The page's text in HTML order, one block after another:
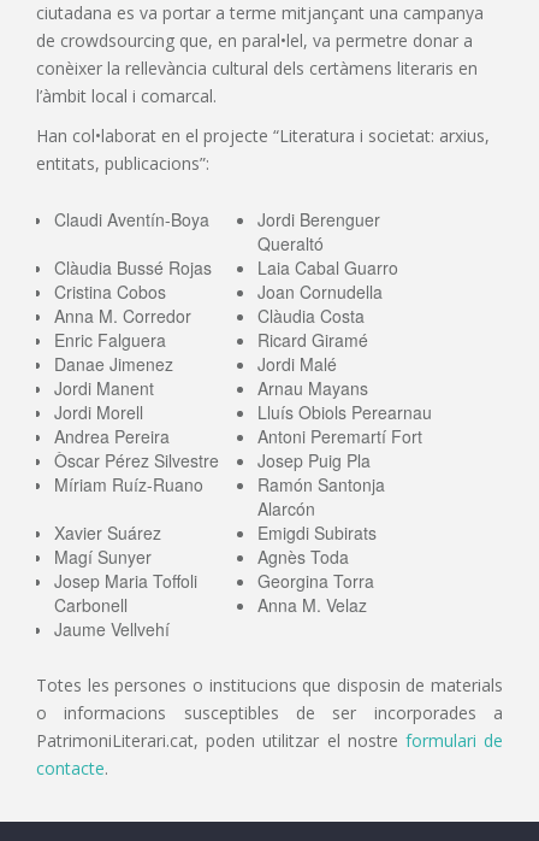
ciutadana es va portar a terme mitjançant una campanya
de crowdsourcing que, en paral•lel, va permetre donar a
conèixer la rellevància cultural dels certàmens literaris en
l’àmbit local i comarcal.
Han col•laborat en el projecte “Literatura i societat: arxius,
entitats, publicacions”:
Claudi Aventín-Boya
Jordi Berenguer
Queraltó
Clàudia Bussé Rojas
Laia Cabal Guarro
Cristina Cobos
Joan Cornudella
Anna M. Corredor
Clàudia Costa
Enric Falguera
Ricard Giramé
Danae Jimenez
Jordi Malé
Jordi Manent
Arnau Mayans
Jordi Morell
Lluís Obiols Perearnau
Andrea Pereira
Antoni Peremartí Fort
Òscar Pérez Silvestre
Josep Puig Pla
Míriam Ruíz-Ruano
Ramón Santonja
Alarcón
Xavier Suárez
Emigdi Subirats
Magí Sunyer
Agnès Toda
Josep Maria Toffoli
Carbonell
Georgina Torra
Anna M. Velaz
Jaume Vellvehí
Totes les persones o institucions que disposin de materials
o informacions susceptibles de ser incorporades a
PatrimoniLiterari.cat, poden utilitzar el nostre formulari de
contacte.